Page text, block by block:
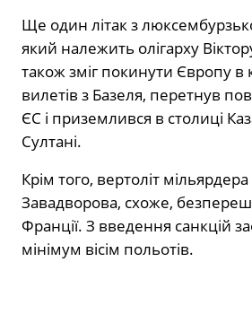
Ще один літак з
який належить олігарху
також зміг покинути Європу в
вилетів з Базеля, перетнув
ЄС і приземлився в столиці
Султані.
Крім того, вертоліт
Завадворова, схоже,
Франції. З введення санкцій
мінімум вісім польотів.